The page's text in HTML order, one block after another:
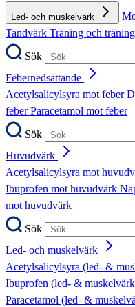
Led- och muskelvärk
Tandvärk Träning och
Sök
Febernedsättande
Acetylsalicylsyra mot feber
feberParacetamol mot feber
Sök
Huvudvärk
Acetylsalicylsyra mot
Ibuprofen mot huvudvärk
mot huvudvärk
Sök
Led- och muskelvärk
Acetylsalicylsyra (led- &
Ibuprofen (led- &
Paracetamol (led- &